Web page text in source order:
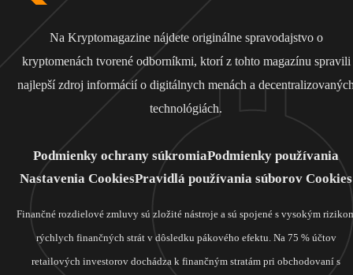
Na Kryptomagazine nájdete originálne spravodajstvo o
kryptomenách tvorené odborníkmi, ktorí z tohto magazínu spravili
najlepší zdroj informácií o digitálnych menách a
technológiách.
Podmienky ochrany súkromiaPodmienky používania
Nastavenia CookiesPravidlá používania súborov Cookies
Finančné rozdielové zmluvy sú zložité nástroje a sú spojené s vysokým
rýchlych finančných strát v dôsledku pákového efektu. Na 75 % účtov
retailových investorov dochádza k finančným stratám pri obchodovaní s